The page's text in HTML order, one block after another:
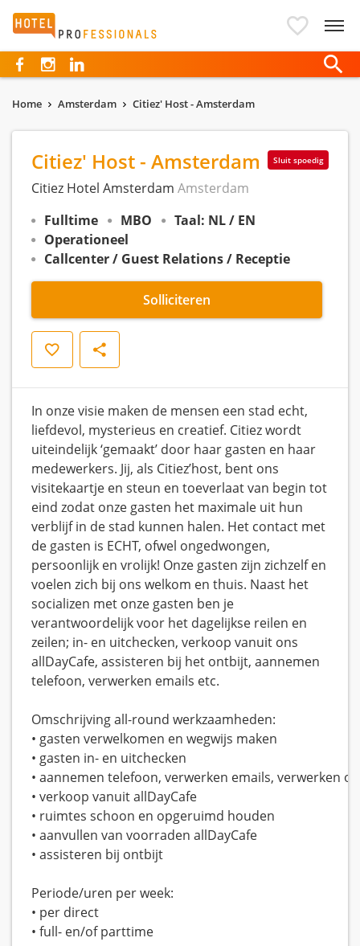
Hotelprofessionals
Home Amsterdam Citiez' Host - Amsterdam
Sluit spoedig
Citiez' Host - Amsterdam
Citiez Hotel Amsterdam Amsterdam
Fulltime
MBO
Taal: NL / EN
Operationeel
Callcenter / Guest Relations / Receptie
Solliciteren
Opslaan Delen
In onze visie maken de mensen een stad echt,
liefdevol, mysterieus en creatief. Citiez wordt
uiteindelijk ‘gemaakt’ door haar gasten en haar
medewerkers. Jij, als Citiez’host, bent ons
visitekaartje en steun en toeverlaat van begin tot
eind zodat onze gasten het maximale uit hun
verblijf in de stad kunnen halen. Het contact met
de gasten is ECHT, ofwel ongedwongen,
persoonlijk en vrolijk! Onze gasten zijn zichzelf en
voelen zich bij ons welkom en thuis. Naast het
socializen met onze gasten ben je
verantwoordelijk voor het dagelijkse reilen en
zeilen; in- en uitchecken, verkoop vanuit ons
allDayCafe, assisteren bij het ontbijt, aannemen
telefoon, verwerken emails etc.
Omschrijving all-round werkzaamheden:
• gasten verwelkomen en wegwijs maken
• gasten in- en uitchecken
• aannemen telefoon, verwerken emails, verwerken
• verkoop vanuit allDayCafe
• ruimtes schoon en opgeruimd houden
• aanvullen van voorraden allDayCafe
• assisteren bij ontbijt
Periode/uren per week:
• per direct
• full- en/of parttime